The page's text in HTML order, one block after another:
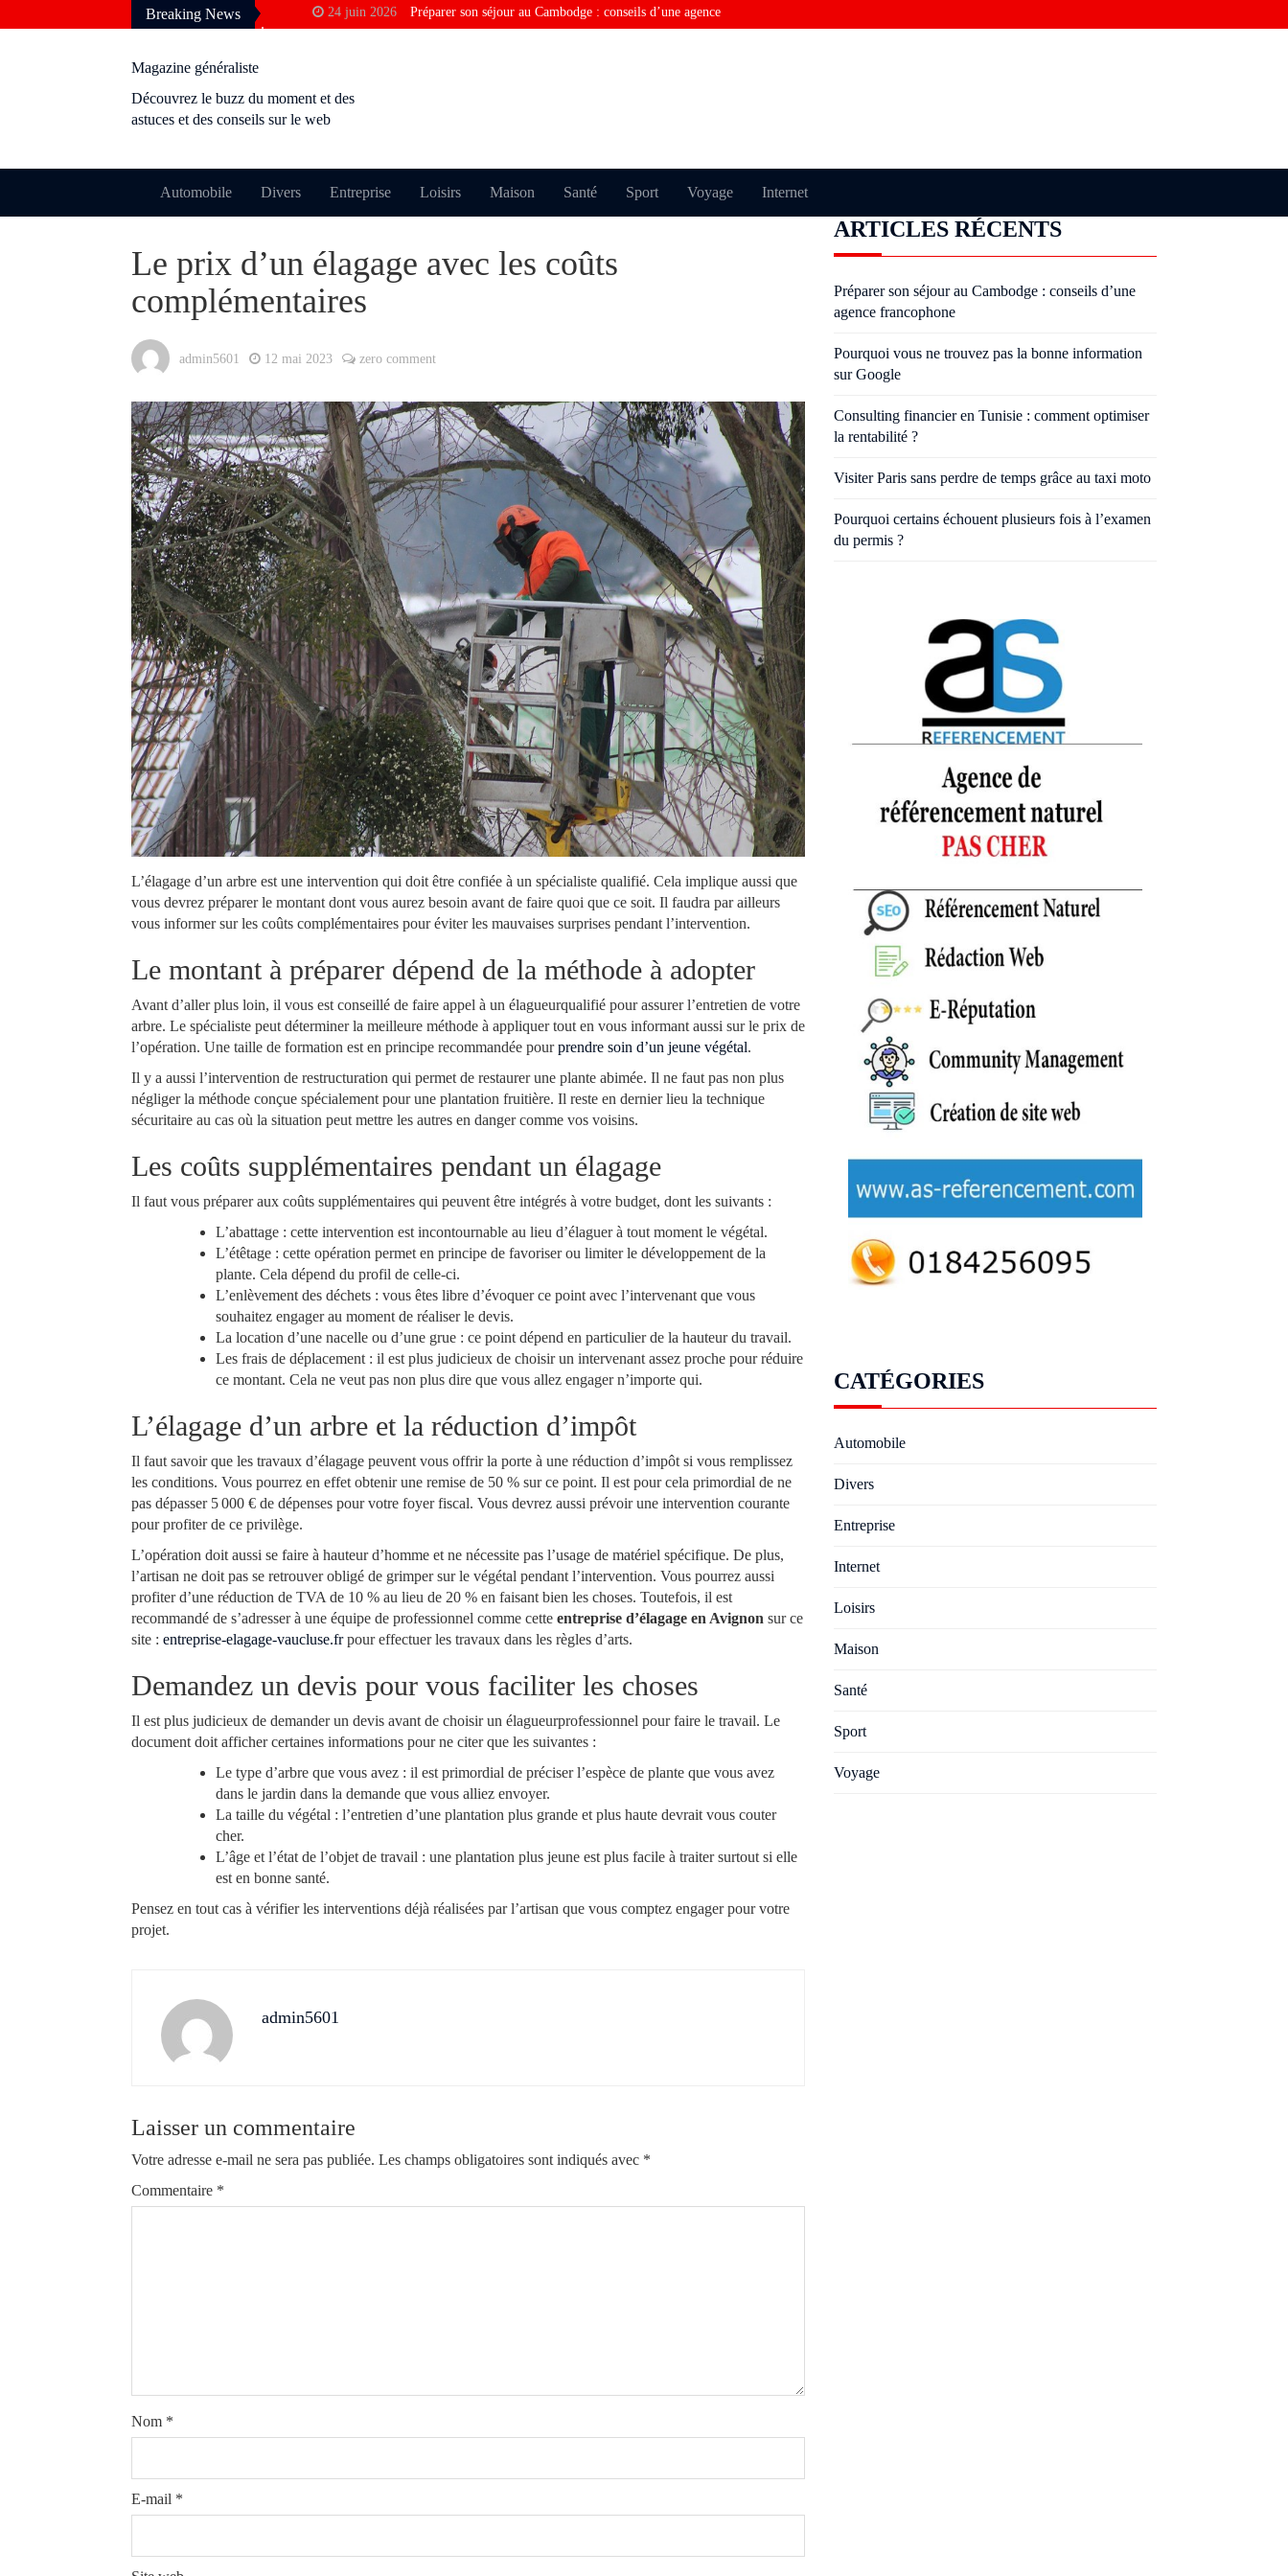
Breaking News 24 juin 2026
Préparer son séjour au Cambodge : conseils d’une agence
10 décembre 2025
perdre le cachet
Magazine généraliste
Découvrez le buzz du moment et des
astuces et des conseils sur le web
Automobile Divers Entreprise Loisirs Maison Santé Sport Voyage Internet
Le prix d’un élagage avec les coûts
complémentaires
admin5601 12 mai 2023 zero comment
L’élagage d’un arbre est une intervention qui doit être confiée à un spécialiste qualifié. Cela implique aussi que
vous devrez préparer le montant dont vous aurez besoin avant de faire quoi que ce soit. Il faudra par ailleurs
vous informer sur les coûts complémentaires pour éviter les mauvaises surprises pendant l’intervention.
Le montant à préparer dépend de la méthode à adopter
Avant d’aller plus loin, il vous est conseillé de faire appel à un élagueurqualifié pour assurer l’entretien de votre
arbre. Le spécialiste peut déterminer la meilleure méthode à appliquer tout en vous informant aussi sur le prix de
l’opération. Une taille de formation est en principe recommandée pourprendre soin d’un jeune végétal.
Il y a aussi l’intervention de restructuration qui permet de restaurer une plante abimée. Il ne faut pas non plus
négliger la méthode conçue spécialement pour une plantation fruitière. Il reste en dernier lieu la technique
sécuritaire au cas où la situation peut mettre les autres en danger comme vos voisins.
Les coûts supplémentaires pendant un élagage
Il faut vous préparer aux coûts supplémentaires qui peuvent être intégrés à votre budget, dont les suivants :
L’abattage : cette intervention est incontournable au lieu d’élaguer à tout moment le végétal.
L’étêtage : cette opération permet en principe de favoriser ou limiter le développement de la
plante. Cela dépend du profil de celle-ci.
L’enlèvement des déchets : vous êtes libre d’évoquer ce point avec l’intervenant que vous
souhaitez engager au moment de réaliser le devis.
La location d’une nacelle ou d’une grue : ce point dépend en particulier de la hauteur du travail.
Les frais de déplacement : il est plus judicieux de choisir un intervenant assez proche pour réduire
ce montant. Cela ne veut pas non plus dire que vous allez engager n’importe qui.
L’élagage d’un arbre et la réduction d’impôt
Il faut savoir que les travaux d’élagage peuvent vous offrir la porte à une réduction d’impôt si vous remplissez
les conditions. Vous pourrez en effet obtenir une remise de 50 % sur ce point. Il est pour cela primordial de ne
pas dépasser 5 000 € de dépenses pour votre foyer fiscal. Vous devrez aussi prévoir une intervention courante
pour profiter de ce privilège.
L’opération doit aussi se faire à hauteur d’homme et ne nécessite pas l’usage de matériel spécifique. De plus,
l’artisan ne doit pas se retrouver obligé de grimper sur le végétal pendant l’intervention. Vous pourrez aussi
profiter d’une réduction de TVA de 10 % au lieu de 20 % en faisant bien les choses. Toutefois, il est
recommandé de s’adresser à une équipe de professionnel comme cette entreprise d’élagage en Avignon sur ce
site : entreprise-elagage-vaucluse.frpour effectuer les travaux dans les règles d’arts.
Demandez un devis pour vous faciliter les choses
Il est plus judicieux de demander un devis avant de choisir un élagueurprofessionnel pour faire le travail. Le
document doit afficher certaines informations pour ne citer que les suivantes :
Le type d’arbre que vous avez : il est primordial de préciser l’espèce de plante que vous avez
dans le jardin dans la demande que vous alliez envoyer.
La taille du végétal : l’entretien d’une plantation plus grande et plus haute devrait vous couter
cher.
L’âge et l’état de l’objet de travail : une plantation plus jeune est plus facile à traiter surtout si elle
est en bonne santé.
Pensez en tout cas à vérifier les interventions déjà réalisées par l’artisan que vous comptez engager pour votre
projet.
admin5601
Laisser un commentaire
Votre adresse e-mail ne sera pas publiée. Les champs obligatoires sont indiqués avec *
Commentaire *
Nom *
E-mail *
ARTICLES RÉCENTS
Préparer son séjour au Cambodge : conseils d’une
agence francophone
Pourquoi vous ne trouvez pas la bonne information
sur Google
Consulting financier en Tunisie : comment optimiser
la rentabilité ?
Visiter Paris sans perdre de temps grâce au taxi moto
Pourquoi certains échouent plusieurs fois à l’examen
du permis ?
CATÉGORIES
Automobile
Divers
Entreprise
Internet
Loisirs
Maison
Santé
Sport
Voyage